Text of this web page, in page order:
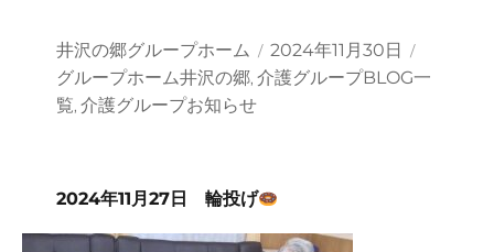
投
稿
井沢の郷グループホーム
投
稿
2024年11月30日
グループホーム井沢の郷,介護グループBLOG一
覧,介護グループお知らせ
2024年11月27日 輪投げ